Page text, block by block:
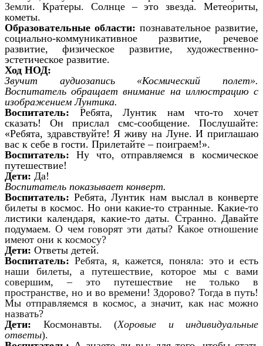
Земли. Кратеры. Солнце – это звезда. Метеориты,
кометы.
Образовательные области: познавательное развитие,
социально-коммуникативное развитие, речевое
развитие, физическое развитие, художественно-
эстетическое развитие.
Ход НОД:
Звучит аудиозапись «Космический полет».
Воспитатель обращает внимание на иллюстрацию с
изображением Лунтика.
Воспитатель: Ребята, Лунтик нам что-то хочет
сказать! Он прислал смс-сообщение. Послушайте:
«Ребята, здравствуйте! Я живу на Луне. И приглашаю
вас к себе в гости. Прилетайте – поиграем!».
Воспитатель: Ну что, отправляемся в космическое
путешествие!
Дети: Да!
Воспитатель показывает конверт.
Воспитатель: Ребята, Лунтик нам выслал в конверте
билеты в космос. Но они какие-то странные. Какие-то
листики календаря, какие-то даты. Странно. Давайте
подумаем. О чем говорят эти даты? Какое отношение
имеют они к космосу?
Дети: Ответы детей.
Воспитатель: Ребята, я, кажется, поняла: это и есть
наши билеты, а путешествие, которое мы с вами
совершим, – это путешествие не только в
пространстве, но и во времени! Здорово? Тогда в путь!
Мы отправляемся в космос, а значит, как нас можно
назвать?
Дети:
Космонавты. (Хоровые и индивидуальные
ответы).